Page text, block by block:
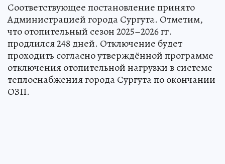
Соответствующее постановление принято
Администрацией города Сургута. Отметим,
что отопительный сезон 2025–2026 гг.
продлился 248 дней. Отключение будет
проходить согласно утверждённой программе
отключения отопительной нагрузки в системе
теплоснабжения города Сургута по окончании
ОЗП.